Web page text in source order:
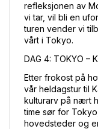
refleksjonen av
vi tar, vil bli en
turen vender vi
vårt i Tokyo.
DAG 4: TOKYO –
Etter frokost på
vår heldagstur til
kulturarv på nært
time sør for
hovedsteder og